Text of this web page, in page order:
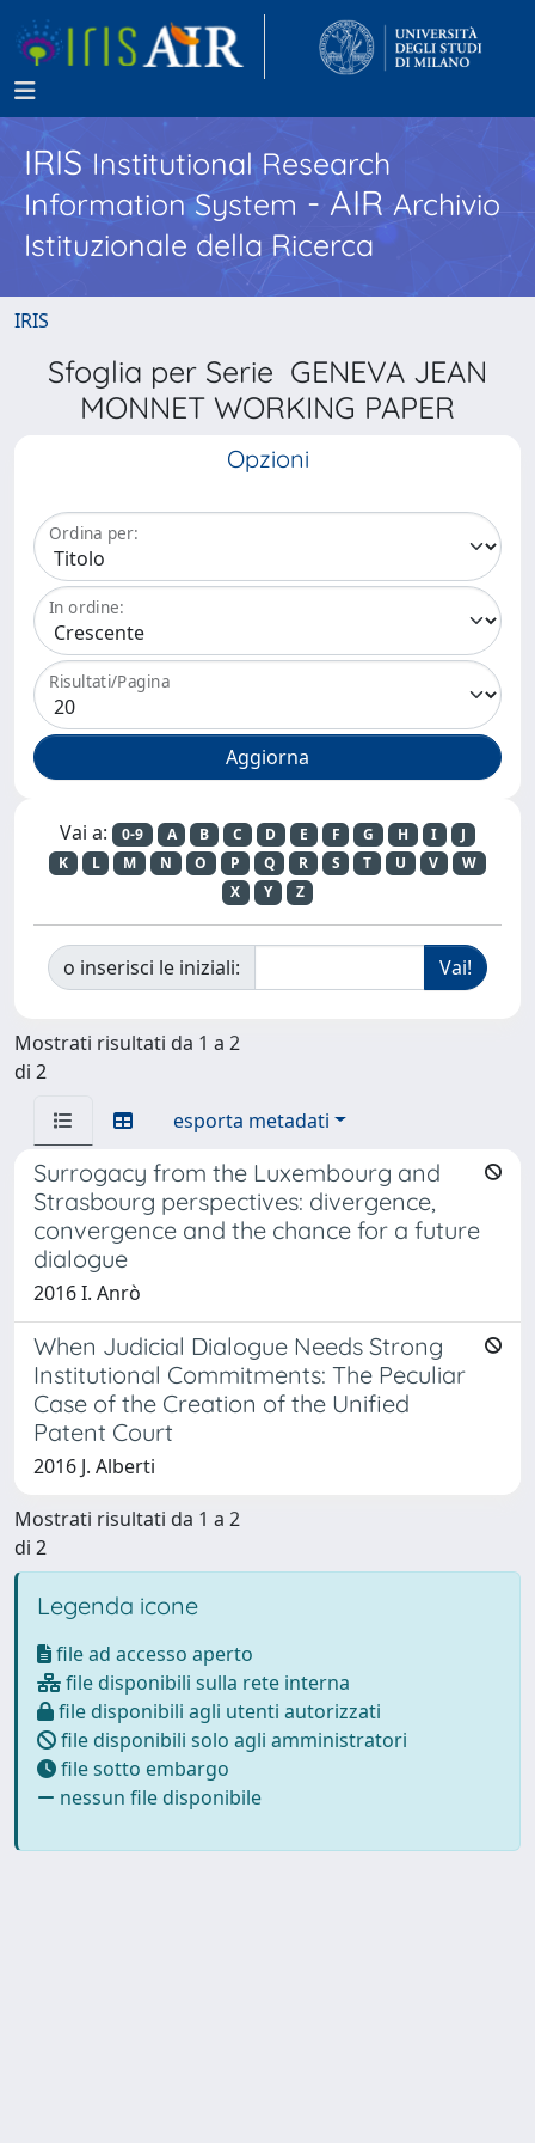
IRISInstitutional Research
Information System - AIR Archivio
Istituzionale della Ricerca
IRIS
Sfoglia per Serie GENEVA JEAN
MONNET WORKING PAPER
Opzioni
Ordina per:
In ordine:
Risultati/Pagina
Vai a: 0-9 A B C D E F G H I
J
K
L M N O P Q R S T U V
W
X
Y Z
o inserisci le iniziali:
Mostrati risultati da 1 a 2
di 2
esporta metadati
Surrogacy from the Luxembourg and
Strasbourg perspectives: divergence,
convergence and the chance for a future
dialogue
2016 I. Anrò
When Judicial Dialogue Needs Strong
Institutional Commitments: The Peculiar
Case of the Creation of the Unified
Patent Court
2016 J. Alberti
Mostrati risultati da 1 a 2
di 2
Legenda icone
file ad accesso aperto
file disponibili sulla rete interna
file disponibili agli utenti autorizzati
file disponibili solo agli amministratori
file sotto embargo
nessun file disponibile